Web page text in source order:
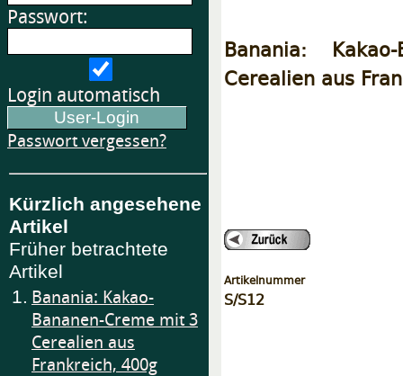
Passwort:
Login automatisch
Passwort vergessen?
Kürzlich angesehene
Artikel
Früher betrachtete
Artikel
1. Banania: Kakao-
Bananen-Creme mit 3
Cerealien aus
Frankreich, 400g
Banania:
Cerealien aus
Artikelnummer
S/S12